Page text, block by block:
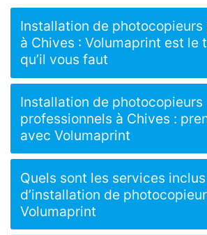
Installation de photocopieurs
à Chives : Volumaprint est le
qu’il vous faut
Installation de photocopieurs
professionnels à Chives :
avec Volumaprint
Quels sont les services
d’installation de
Volumaprint